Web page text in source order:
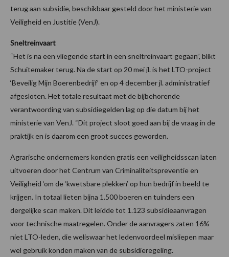
terug aan subsidie, beschikbaar gesteld door het ministerie van
Veiligheid en Justitie (VenJ).
Sneltreinvaart
“Het is na een vliegende start in een sneltreinvaart gegaan”, blikt
Schuitemaker terug. Na de start op 20 mei jl. is het LTO-project
‘Beveilig Mijn Boerenbedrijf’ en op 4 december jl. administratief
afgesloten. Het totale resultaat met de bijbehorende
verantwoording van subsidiegelden lag op die datum bij het
ministerie van VenJ. “Dit project sloot goed aan bij de vraag in de
praktijk en is daarom een groot succes geworden.
Agrarische ondernemers konden gratis een veiligheidsscan laten
uitvoeren door het Centrum van Criminaliteitspreventie en
Veiligheid ‘om de ‘kwetsbare plekken’ op hun bedrijf in beeld te
krijgen. In totaal lieten bijna 1.500 boeren en tuinders een
dergelijke scan maken. Dit leidde tot 1.123 subsidieaanvragen
voor technische maatregelen. Onder de aanvragers zaten 16%
niet LTO-leden, die weliswaar het ledenvoordeel misliepen maar
wel gebruik konden maken van de subsidieregeling.